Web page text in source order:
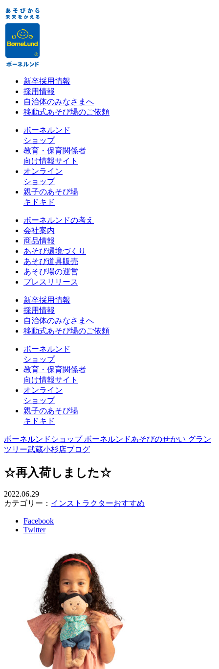
新卒採用情報
採用情報
自治体のみなさまへ
移動式あそび場のご依頼
ボーネルンド
ショップ
教育・保育関係者
向け情報サイト
オンライン
ショップ
親子のあそび場
キドキド
ボーネルンドの考え
会社案内
商品情報
あそび環境づくり
あそび道具販売
あそび場の運営
プレスリリース
新卒採用情報
採用情報
自治体のみなさまへ
移動式あそび場のご依頼
ボーネルンド
ショップ
教育・保育関係者
向け情報サイト
オンライン
ショップ
親子のあそび場
キドキド
ボーネルンドショップ ボーネルンドあそびのせかい グラン
ツリー武蔵小杉店ブログ
☆再入荷しました☆
2022.06.29
カテゴリー： インストラクターおすすめ
Facebook
Twitter